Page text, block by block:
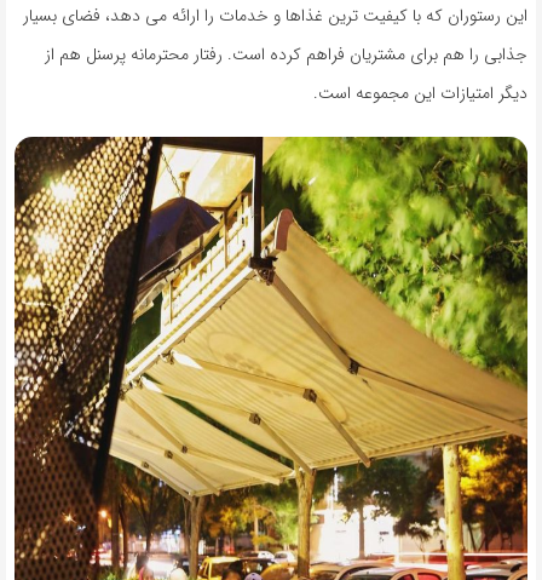
این رستوران که با کیفیت ترین غذاها و خدمات را ارائه می دهد، فضای بسیار
جذابی را هم برای مشتریان فراهم کرده است. رفتار محترمانه پرسنل هم از
دیگر امتیازات این مجموعه است.